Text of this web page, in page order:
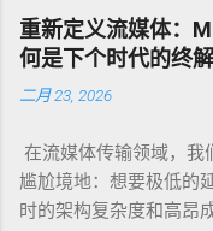
就来一
弟”，而
一个关
被配置
个高度
以集成
重新定义流媒体：
何是下个时代的终解
二月 23, 2026
在流媒体传输领域，我
尴尬境地：想要极低的
时的架构复杂度和高昂